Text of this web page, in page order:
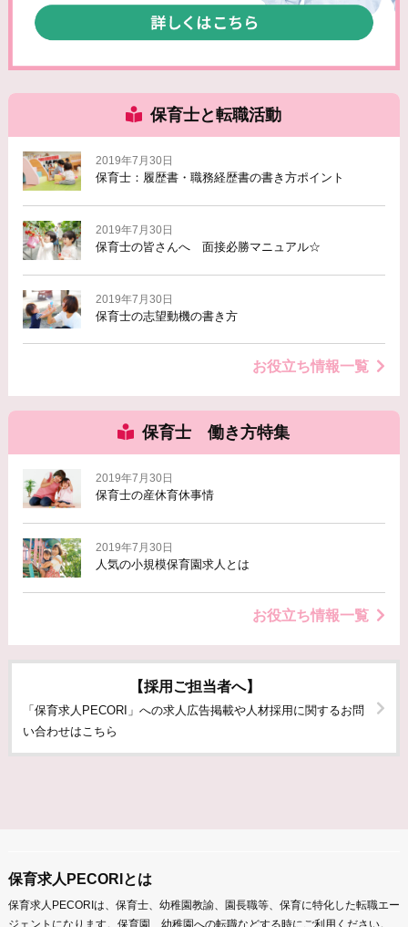
保育士と転職活動
2019年7月30日
保育士：履歴書・職務経歴書の書き方ポイント
2019年7月30日
保育士の皆さんへ 面接必勝マニュアル☆
2019年7月30日
保育士の志望動機の書き方
お役立ち情報一覧
保育士 働き方特集
2019年7月30日
保育士の産休育休事情
2019年7月30日
人気の小規模保育園求人とは
お役立ち情報一覧
【採用ご担当者へ】
「保育求人PECORI」への求人広告掲載や人材採用に関するお問
い合わせはこちら
保育求人PECORIとは
保育求人PECORIは、保育士、幼稚園教諭、園長職等、保育に特化した転職エー
ジェントになります。保育園、幼稚園への転職などする時にご利用ください。